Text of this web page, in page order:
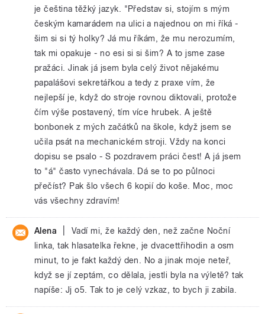
je čeština těžký jazyk. "Představ si, stojím s mým
českým kamarádem na ulici a najednou on mi říká -
šim si si tý holky? Já mu říkám, že mu nerozumím,
tak mi opakuje - no esi si si šim? A to jsme zase
pražáci. Jinak já jsem byla celý život nějakému
papalášovi sekretářkou a tedy z praxe vím, že
nejlepší je, když do stroje rovnou diktovali, protože
čím výše postavený, tím více hrubek. A ještě
bonbonek z mých začátků na škole, když jsem se
učila psát na mechanickém stroji. Vždy na konci
dopisu se psalo - S pozdravem práci čest! A já jsem
to "á" často vynechávala. Dá se to po půlnoci
přečíst? Pak šlo všech 6 kopií do koše. Moc, moc
vás všechny zdravím!
Alena
Vadí mi, že každý den, než začne Noční
linka, tak hlasatelka řekne, je dvacettřihodin a osm
minut, to je fakt každý den. No a jinak moje neteř,
když se jí zeptám, co dělala, jestli byla na výletě? tak
napíše: Jj o5. Tak to je celý vzkaz, to bych ji zabila.